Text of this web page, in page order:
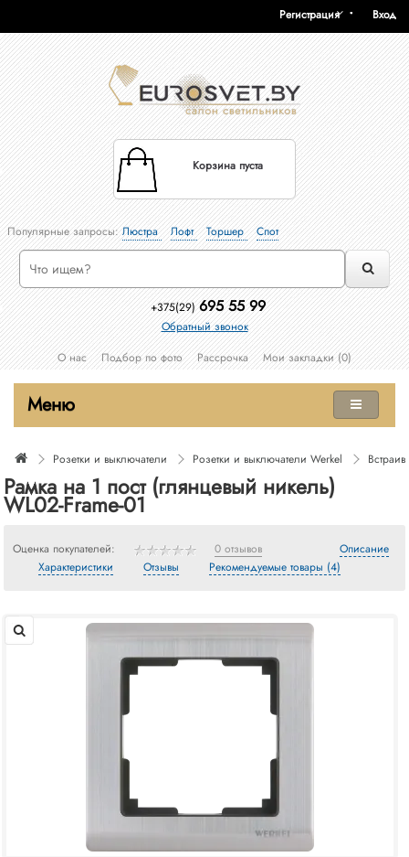
Вход
Регистрация
Корзина пуста
Популярные запросы:Люстра Лофт Торшер Спот
+375(29) 695 55 99
Обратный звонок
О нас
Подбор по фото Рассрочка Мои закладки (0)
Меню
Розетки и выключатели Розетки и выключатели Werkel
Рамка на 1 пост (глянцевый никель)
WL02-Frame-01
Оценка покупателей: 0 отзывов
Описание
Характеристики
Отзывы Рекомендуемые товары (4)